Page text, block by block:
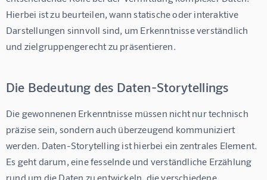
Hierbei ist zu beurteilen, wann statische oder interaktive
Darstellungen sinnvoll sind, um Erkenntnisse verständlich
und zielgruppengerecht zu präsentieren.
Die Bedeutung des Daten-Storytellings
Die gewonnenen Erkenntnisse müssen nicht nur technisch
präzise sein, sondern auch überzeugend kommuniziert
werden. Daten-Storytelling ist hierbei ein zentrales Element.
Es geht darum, eine fesselnde und verständliche Erzählung
rund um die Daten zu entwickeln, die verschiedene